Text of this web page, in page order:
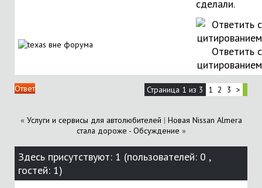
сделали.
Ответить с
цитированием
Ответ Страница 1 из 3 1 2 3 >
« Услуги и сервисы для автолюбителей | Новая Nissan Almera
стала дороже - Обсуждение »
Здесь присутствуют: 1 (пользователей: 0 ,
гостей: 1)